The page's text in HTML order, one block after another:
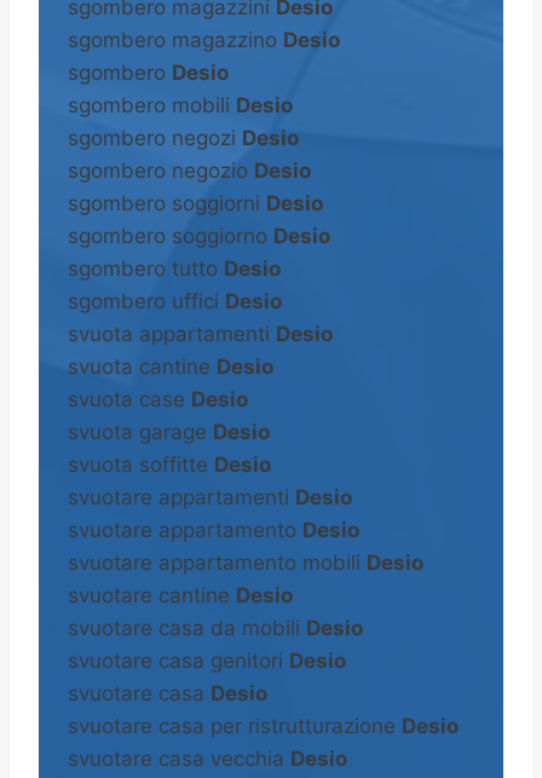
sgombero magazzini Desio
sgombero magazzino Desio
sgombero Desio
sgombero mobili Desio
sgombero negozi Desio
sgombero negozio Desio
sgombero soggiorni Desio
sgombero soggiorno Desio
sgombero tutto Desio
sgombero uffici Desio
svuota appartamenti Desio
svuota cantine Desio
svuota case Desio
svuota garage Desio
svuota soffitte Desio
svuotare appartamenti Desio
svuotare appartamento Desio
svuotare appartamento mobili Desio
svuotare cantine Desio
svuotare casa da mobili Desio
svuotare casa genitori Desio
svuotare casa Desio
svuotare casa per ristrutturazione Desio
svuotare casa vecchia Desio